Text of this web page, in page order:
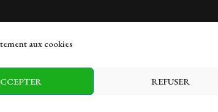
aux cookies
REFUSER